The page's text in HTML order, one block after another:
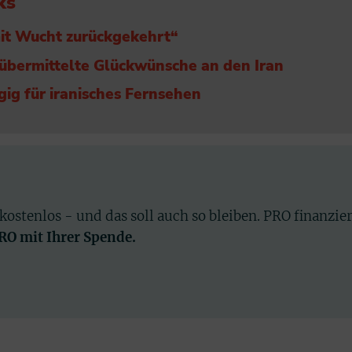
Wucht zurückgekehrt“
Glückwünsche an den Iran
für iranisches Fernsehen
- und das soll auch so bleiben. PRO
mit Ihrer Spende.